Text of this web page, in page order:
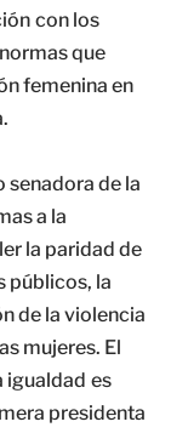
con los
que
femenina en
senadora de la
a la
la paridad de
públicos, la
de la violencia
mujeres. El
igualdad es
presidenta